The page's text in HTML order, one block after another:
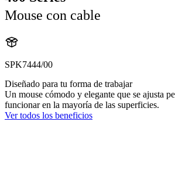
Mouse con cable
SPK7444/00
Diseñado para tu forma de trabajar
Un mouse cómodo y elegante que se ajusta
funcionar en la mayoría de las superficies.
Ver todos los beneficios